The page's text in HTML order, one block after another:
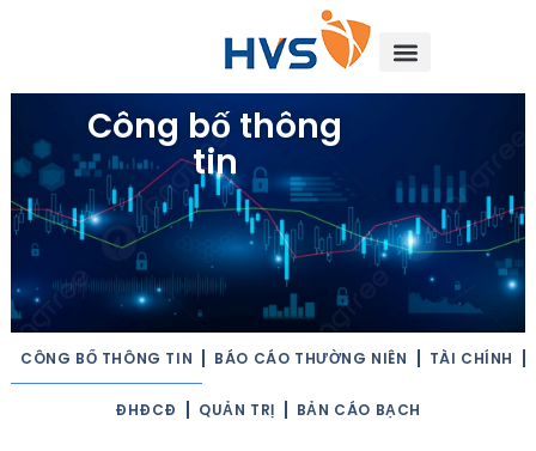
Công bố thông
tin
CÔNG BỐ THÔNG TIN BÁO CÁO THƯỜNG NIÊN TÀI CHÍNH
ĐHĐCĐ QUẢN TRỊ BẢN CÁO BẠCH